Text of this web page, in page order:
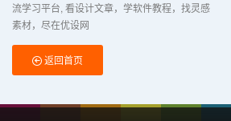
流学习平台 看设计文章，学软件教程，找灵感
素材，尽在优设网
返回首页